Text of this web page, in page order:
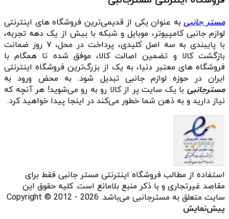
مستر جانبیبه عنوان یکی از قدیمی‌ترین فروشگاه های اینترنتی
لوازم جانبی کامپیوتر، موبایل و شبکه با بیش از یک دهه تجربه،
با پایبندی به سه اصل کلیدی، پرداخت در محل، ۷ روز ضمانت
بازگشت کالا و تضمین اصالت کالا، موفق شده تا همگام با
فروشگاه‌ های معتبر دنیا، به یک از بزرگ‌ترین فروشگاه اینترنتی
ایران در حوزه لوازم جانبی تبدیل شود. به محض ورود به
مسترجانبی با یک سایت پر از کالا رو به رو می‌شوید! هر آنچه که
نیاز دارید و به ذهن شما خطور می‌کند در اینجا پیدا خواهید کرد.
استفاده از مطالب فروشگاه اینترنتی مستر جانبی فقط برای
مقاصد غیرتجاری و با ذکر منبع بلامانع است. کلیه حقوق این
سایت متعلق به مسترجانبی می‌باشد. Copyright © 2012 - 2026
پیش‌نمایش